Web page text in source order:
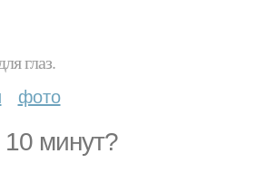
глаз.
фото
минут?